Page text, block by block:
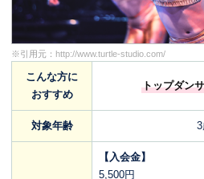
※引用元： http://www.turtle-studio.com/
こんな方に
おすすめ
トップダン
対象年齢
【入会金】
5,500円